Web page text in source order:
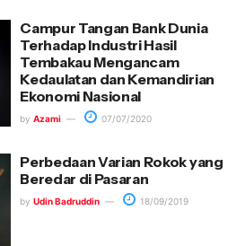
Campur Tangan Bank Dunia
Terhadap Industri Hasil
Tembakau Mengancam
Kedaulatan dan Kemandirian
Ekonomi Nasional
by Azami 07/07/2020
Perbedaan Varian Rokok yang
Beredar di Pasaran
by Udin Badruddin 18/09/2019